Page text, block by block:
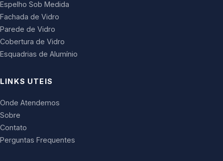
Espelho Sob Medida
Fachada de Vidro
Parede de Vidro
Cobertura de Vidro
Esquadrias de Alumínio
LINKS UTEIS
Onde Atendemos
Sobre
Contato
Perguntas Frequentes